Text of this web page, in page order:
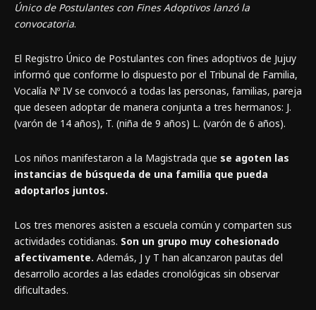
Único de Postulantes con Fines Adoptivos lanzó la
convocatoria.
El Registro Único de Postulantes con fines adoptivos de Jujuy
informó que conforme lo dispuesto por el Tribunal de Familia,
Vocalía Nº IV se convocó a todas las personas, familias, pareja
que deseen adoptar de manera conjunta a tres hermanos: J.
(varón de 14 años), T. (niña de 9 años) L. (varón de 6 años).
Los niños manifestaron a la Magistrada que se agoten las
instancias de búsqueda de una familia que pueda
adoptarlos juntos.
Los tres menores asisten a escuela común y comparten sus
actividades cotidianas. Son un grupo muy cohesionado
afectivamente. Además, J y T han alcanzaron pautas del
desarrollo acordes a las edades cronológicas sin observar
dificultades.